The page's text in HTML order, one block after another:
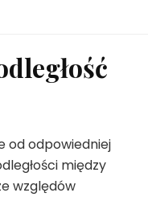
od odpowiedniej
między
względów